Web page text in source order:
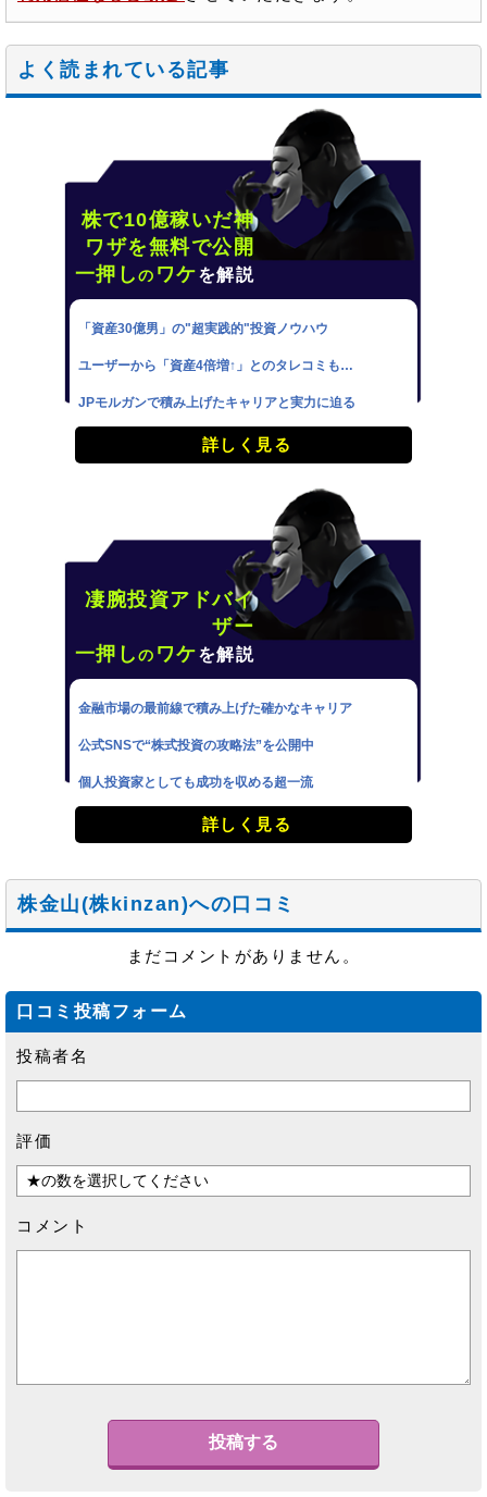
よく読まれている記事
株で10億稼いだ神
ワザを無料で公開
一押しの ワケを解説
「資産30億男」の"超実践的"投資ノウハウ
ユーザーから「資産4倍増↑」とのタレコミも…
JPモルガンで積み上げたキャリアと実力に迫る
詳しく見る
凄腕投資アドバイ
ザー
一押しの ワケを解説
金融市場の最前線で積み上げた確かなキャリア
公式SNSで“株式投資の攻略法”を公開中
個人投資家としても成功を収める超一流
詳しく見る
株金山(株kinzan)への口コミ
まだコメントがありません。
口コミ投稿フォーム
コメント
評価
投稿者名